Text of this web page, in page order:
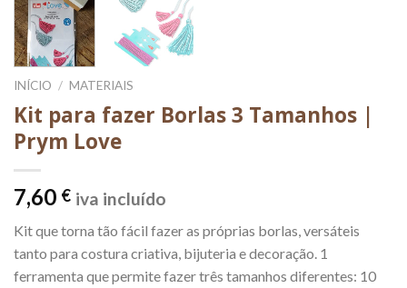
INÍCIO / MATERIAIS
Kit para fazer Borlas 3 Tamanhos |
Prym Love
7,60 € iva incluído
Kit que torna tão fácil fazer as próprias borlas, versáteis
tanto para costura criativa, bijuteria e decoração. 1
ferramenta que permite fazer três tamanhos diferentes: 10